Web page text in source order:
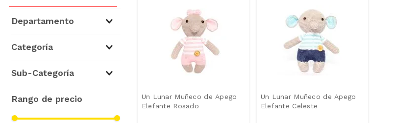
Departamento
Categoría
Sub-Categoría
Un Lunar Muñeco de Apego
Elefante Rosado
Un Lunar Muñeco de Apego
Elefante Celeste